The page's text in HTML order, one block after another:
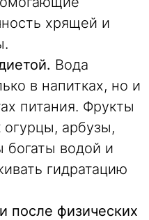
хрящей и
Вода
в напитках, но и
питания. Фрукты
огурцы, арбузы,
богаты водой и
гидратацию
после физических